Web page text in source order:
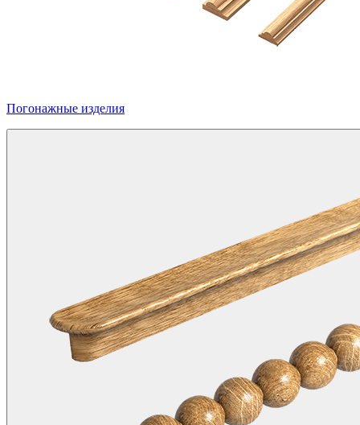
Погонажные изделия